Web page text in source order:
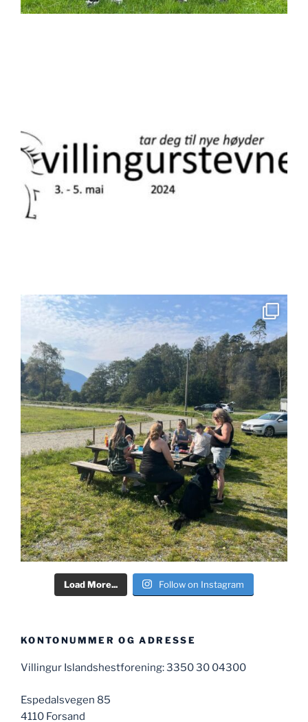
Load More... Follow on Instagram
KONTONUMMER OG ADRESSE
Villingur Islandshestforening: 3350 30 04300
Espedalsvegen 85
4110 Forsand